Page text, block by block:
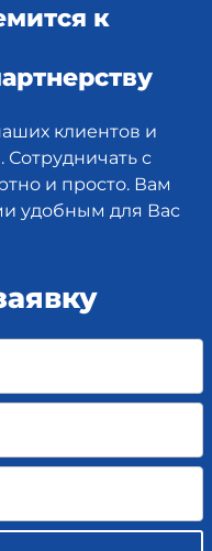
к
клиентов и
с
и просто. Вам
удобным для Вас